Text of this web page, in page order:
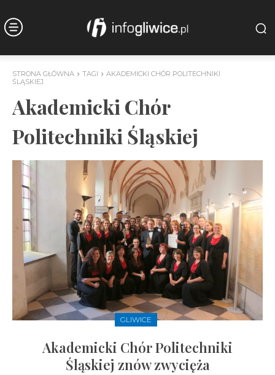
STRONA GŁÓWNA TAGI
AKADEMICKI CHÓR POLITECHNIKI
ŚLĄSKIEJ
Akademicki Chór
Politechniki Śląskiej
GLIWICE
Akademicki Chór Politechniki
Śląskiej znów zwycięża